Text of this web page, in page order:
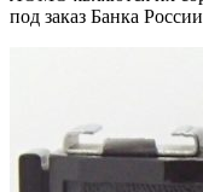
под заказ Банка